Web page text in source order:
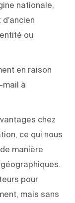
nationale,
ou
en raison
mail à
chez
ce qui nous
manière
pour
mais sans